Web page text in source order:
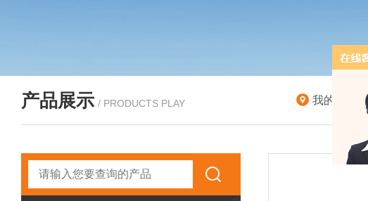
产品展示 / PRODUCTS PLAY 我的位置：